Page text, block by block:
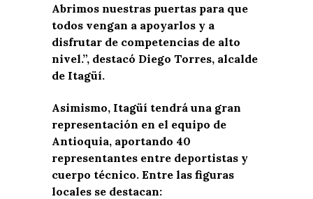
Abrimos nuestras puertas para que
todos vengan a apoyarlos y a
disfrutar de competencias de alto
nivel.”, destacó Diego Torres, alcalde
de Itagüí.
Asimismo, Itagüí tendrá una gran
representación en el equipo de
Antioquia, aportando 40
representantes entre deportistas y
cuerpo técnico. Entre las figuras
locales se destacan: